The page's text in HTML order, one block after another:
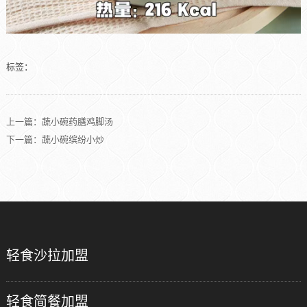
标签：
上一篇： 蔬小碗药膳鸡脚汤
下一篇：蔬小碗缤纷小炒
轻食沙拉加盟
轻食简餐加盟